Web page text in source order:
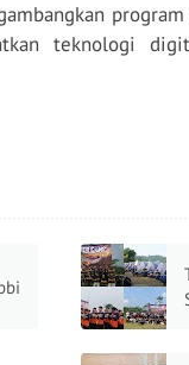
teknologi